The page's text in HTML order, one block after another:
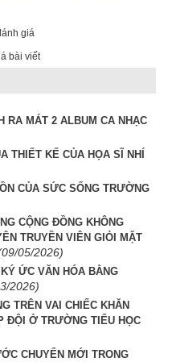
giá
bài viết
RA MÁT 2 ALBUM CA NHẠC
THIẾT KẾ CỦA HỌA SĨ NHÍ
CỦA SỨC SỐNG TRƯỜNG
CỘNG ĐỒNG KHÔNG
TRUYỀN VIÊN GIỎI MẶT
05/2026)
ỨC VĂN HÓA BẰNG
2026)
TRÊN VAI CHIẾC KHĂN
ĐỘI Ở TRƯỜNG TIỂU HỌC
CHUYỂN MỚI TRONG